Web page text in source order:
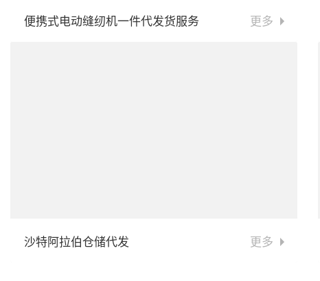
便携式电动缝纫机一件代发货服务 更多
沙特阿拉伯仓储代发 更多